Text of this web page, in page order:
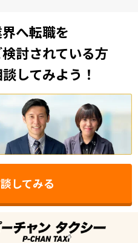
へ転職を
討されている方
してみよう！
してみる